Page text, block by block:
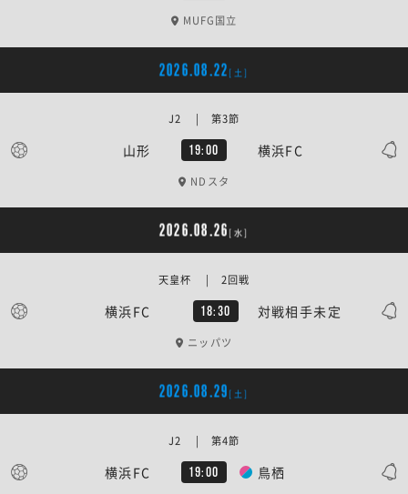
MUFG国立
2026.08.22 [土]
山形 19:00 横浜FC
J2 | 第3節
NDスタ
2026.08.26 [水]
横浜FC 18:30 対戦相手未定
天皇杯 | 2回戦
ニッパツ
2026.08.29 [土]
横浜FC 19:00 鳥栖
J2 | 第4節